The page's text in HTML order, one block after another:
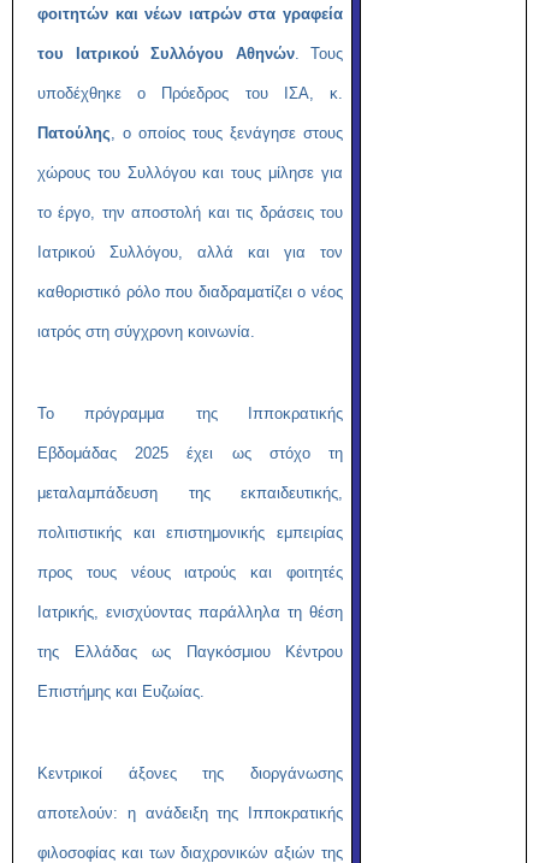
φοιτητών και νέων ιατρών στα γραφεία
του Ιατρικού Συλλόγου Αθηνών. Τους
υποδέχθηκε ο Πρόεδρος του ΙΣΑ, κ.
Πατούλης, ο οποίος τους ξενάγησε στους
χώρους του Συλλόγου και τους μίλησε για
το έργο, την αποστολή και τις δράσεις του
Ιατρικού Συλλόγου, αλλά και για τον
καθοριστικό ρόλο που διαδραματίζει ο νέος
ιατρός στη σύγχρονη κοινωνία.
Το πρόγραμμα της Ιπποκρατικής
Εβδομάδας 2025 έχει ως στόχο τη
μεταλαμπάδευση της εκπαιδευτικής,
πολιτιστικής και επιστημονικής εμπειρίας
προς τους νέους ιατρούς και φοιτητές
Ιατρικής, ενισχύοντας παράλληλα τη θέση
της Ελλάδας ως Παγκόσμιου Κέντρου
Επιστήμης και Ευζωίας.
Κεντρικοί άξονες της διοργάνωσης
αποτελούν: η ανάδειξη της Ιπποκρατικής
φιλοσοφίας και των διαχρονικών αξιών της